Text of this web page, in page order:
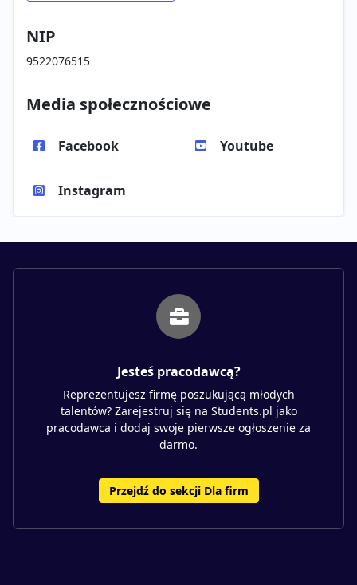
NIP
9522076515
Media społecznościowe
Facebook Youtube
Instagram
Jesteś pracodawcą?
Reprezentujesz firmę poszukującą młodych
talentów? Zarejestruj się na Students.pl jako
pracodawca i dodaj swoje pierwsze ogłoszenie za
darmo.
Przejdź do sekcji Dla firm